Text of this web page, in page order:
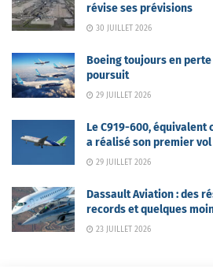
révise ses prévisions
30 JUILLET 2026
Boeing toujours en
poursuit
29 JUILLET 2026
Le C919-600, équivalent
a réalisé son premier vol
29 JUILLET 2026
Dassault Aviation : des
records et quelques
23 JUILLET 2026